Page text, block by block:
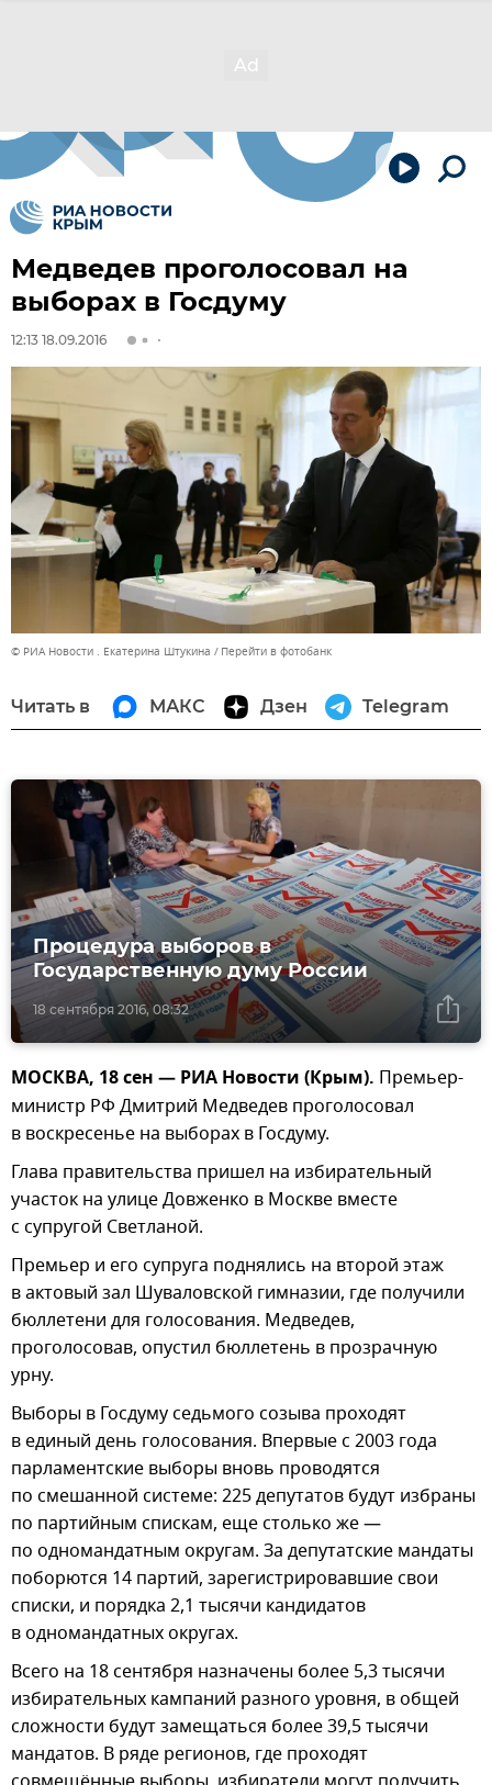
Медведев проголосовал на
выборах в Госдуму
12:13 18.09.2016
© РИА Новости . Екатерина Штукина Перейти в фотобанк
Читать в МАКС Дзен Telegram
18 сентября 2016, 08:32
Процедура выборов в
Государственную думу России
МОСКВА, 18 сен — РИА Новости (Крым). Премьер-
министр РФ Дмитрий Медведев проголосовал
в воскресенье на выборах в Госдуму.
Глава правительства пришел на избирательный
участок на улице Довженко в Москве вместе
с супругой Светланой.
Премьер и его супруга поднялись на второй этаж
в актовый зал Шуваловской гимназии, где получили
бюллетени для голосования. Медведев,
проголосовав, опустил бюллетень в прозрачную
урну.
Выборы в Госдуму седьмого созыва проходят
в единый день голосования. Впервые с 2003 года
парламентские выборы вновь проводятся
по смешанной системе: 225 депутатов будут избраны
по партийным спискам, еще столько же —
по одномандатным округам. За депутатские мандаты
поборются 14 партий, зарегистрировавшие свои
списки, и порядка 2,1 тысячи кандидатов
в одномандатных округах.
Всего на 18 сентября назначены более 5,3 тысячи
избирательных кампаний разного уровня, в общей
сложности будут замещаться более 39,5 тысячи
мандатов. В ряде регионов, где проходят